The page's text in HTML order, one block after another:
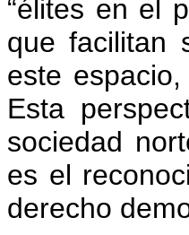
“élites en el
que facilitan
este
Esta
sociedad
es el
derecho